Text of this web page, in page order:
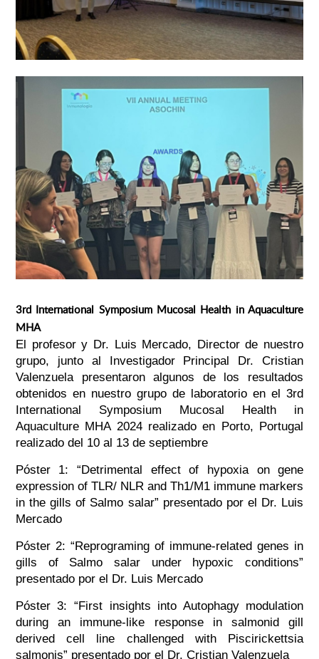
3rd International Symposium Mucosal Health in Aquaculture
MHA
El profesor y Dr. Luis Mercado, Director de nuestro
grupo, junto al Investigador Principal Dr. Cristian
Valenzuela presentaron algunos de los resultados
obtenidos en nuestro grupo de laboratorio en el 3rd
International Symposium Mucosal Health in
Aquaculture MHA 2024 realizado en Porto, Portugal
realizado del 10 al 13 de septiembre
Póster 1: “Detrimental effect of hypoxia on gene
expression of TLR/ NLR and Th1/M1 immune markers
in the gills of Salmo salar” presentado por el Dr. Luis
Mercado
Póster 2: “Reprograming of immune-related genes in
gills of Salmo salar under hypoxic conditions”
presentado por el Dr. Luis Mercado
Póster 3: “First insights into Autophagy modulation
during an immune-like response in salmonid gill
derived cell line challenged with Piscirickettsia
salmonis” presentado por el Dr. Cristian Valenzuela